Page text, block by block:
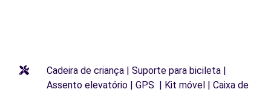
Cadeira de criança | Suporte para bicileta |
Assento elevatório | GPS | Kit móvel | Caixa de